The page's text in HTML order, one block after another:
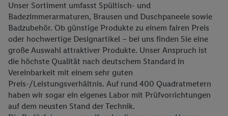
Unser Sortiment umfasst Spültisch- und
Badezimmerarmaturen, Brausen und Duschpaneele sowie
Badzubehör. Ob günstige Produkte zu einem fairen Preis
oder hochwertige Designartikel – bei uns finden Sie eine
große Auswahl attraktiver Produkte. Unser Anspruch ist
die höchste Qualität nach deutschem Standard in
Vereinbarkeit mit einem sehr guten
Preis-/Leistungsverhältnis. Auf rund 400 Quadratmetern
haben wir sogar ein eigenes Labor mit Prüfvorrichtungen
auf dem neusten Stand der Technik.